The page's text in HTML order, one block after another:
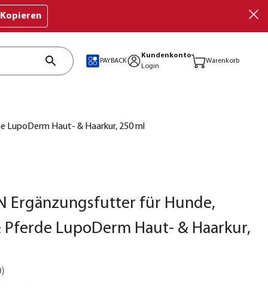
Kopieren
PAYBACK
Kundenkonto
Login
Warenkorb
LupoDerm Haut- & Haarkur, 250 ml
Ergänzungsfutter für Hunde,
Pferde LupoDerm Haut- & Haarkur,
)